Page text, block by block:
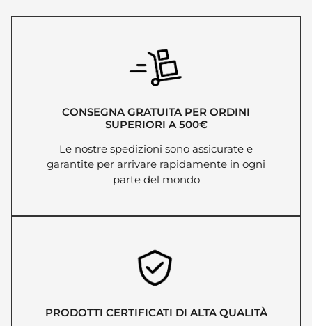
CONSEGNA GRATUITA PER ORDINI
SUPERIORI A 500€
Le nostre spedizioni sono assicurate e
garantite per arrivare rapidamente in ogni
parte del mondo
PRODOTTI CERTIFICATI DI ALTA QUALITÀ